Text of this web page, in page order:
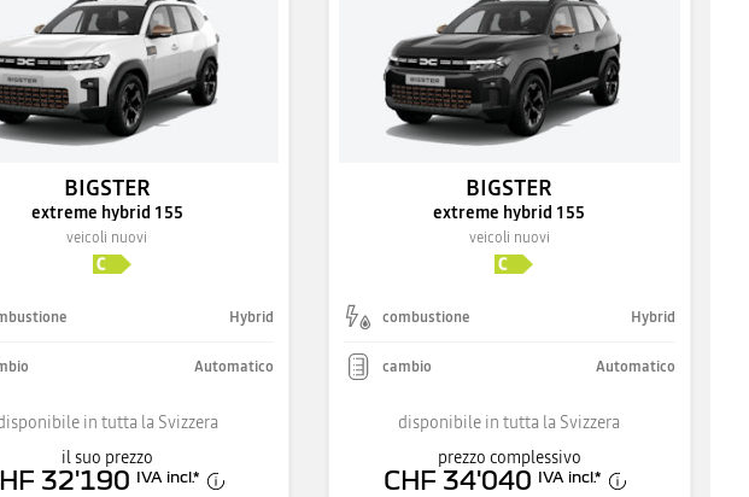
BIGSTER
extreme hybrid 155
veicoli nuovi
Hybrid
Automatico
in tutta la Svizzera
il suo prezzo
32'190 IVA incl.*
BIGSTER
extreme hybrid 155
veicoli nuovi
combustione Hybrid
cambio Automatico
disponibile in tutta la Svizzera
prezzo complessivo
CHF 34'040 IVA incl.*